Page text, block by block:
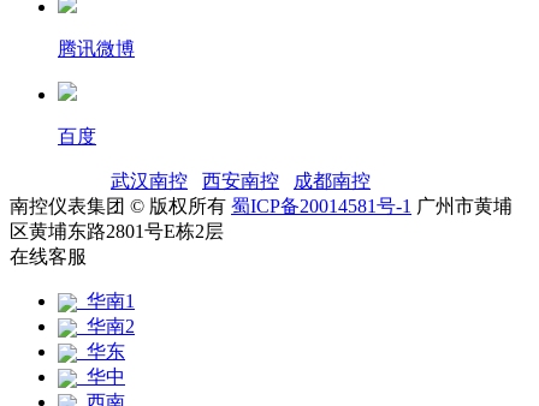
腾讯微博
百度
武汉南控 西安南控 成都南控
南控仪表集团 © 版权所有 蜀ICP备20014581号-1 广州市黄埔
区黄埔东路2801号E栋2层
在线客服
华南1
华南2
华东
华中
西南